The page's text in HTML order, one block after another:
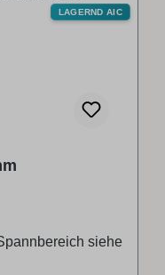
LAGERND AIC
siehe